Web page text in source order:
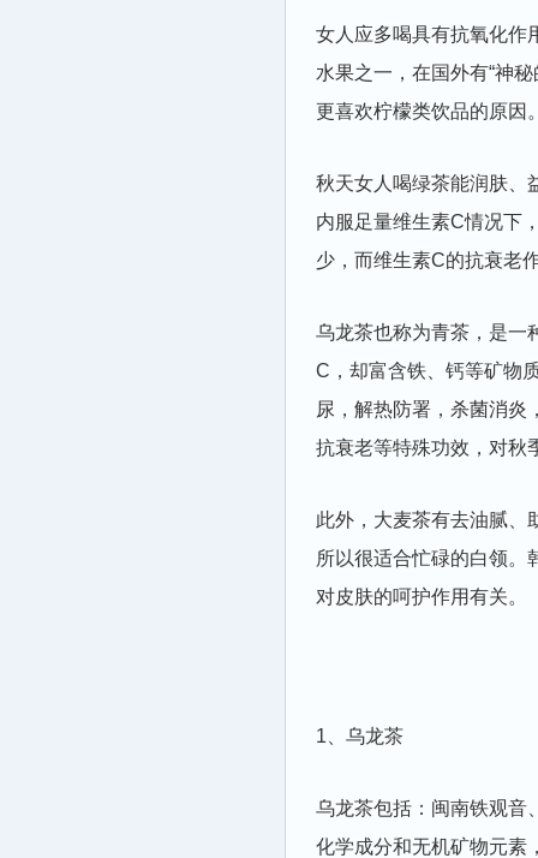
女人应多喝具有抗氧化作
水果之一，在国外有“神
更喜欢柠檬类饮品的原因
秋天女人喝绿茶能润肤、
内服足量维生素C情况下
少，而维生素C的抗衰老
乌龙茶也称为青茶，是一
C，却富含铁、钙等矿物
尿，解热防署，杀菌消炎
抗衰老等特殊功效，对秋
此外，大麦茶有去油腻、
所以很适合忙碌的白领。
对皮肤的呵护作用有关。
1、乌龙茶
乌龙茶包括：闽南铁观音
化学成分和无机矿物元素